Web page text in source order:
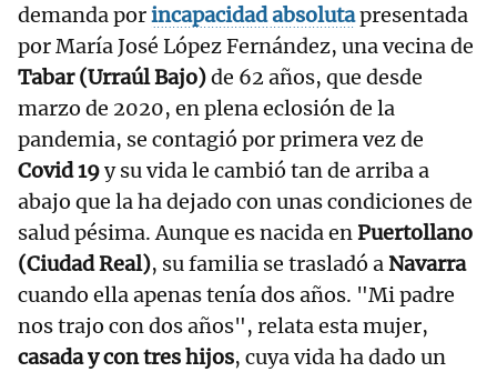
demanda porincapacidad absolutapresentada
por María José López Fernández, una vecina de
Tabar (Urraúl Bajo)de 62 años, que desde
marzo de 2020, en plena eclosión de la
pandemia, se contagió por primera vez de
Covid 19y su vida le cambió tan de arriba a
abajo que la ha dejado con unas condiciones de
salud pésima. Aunque es nacida enPuertollano
(Ciudad Real), su familia se trasladó a Navarra
cuando ella apenas tenía dos años. "Mi padre
nos trajo con dos años", relata esta mujer,
casada y con tres hijos, cuya vida ha dado un